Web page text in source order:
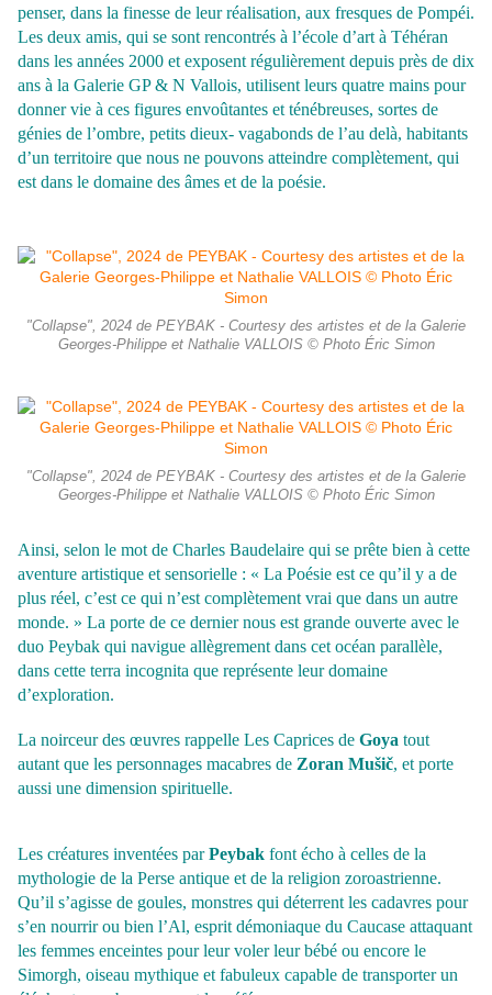
penser, dans la finesse de leur réalisation, aux fresques de Pompéi.
Les deux amis, qui se sont rencontrés à l’école d’art à Téhéran
dans les années 2000 et exposent régulièrement depuis près de dix
ans à la Galerie GP & N Vallois, utilisent leurs quatre mains pour
donner vie à ces figures envoûtantes et ténébreuses, sortes de
génies de l’ombre, petits dieux- vagabonds de l’au delà, habitants
d’un territoire que nous ne pouvons atteindre complètement, qui
est dans le domaine des âmes et de la poésie.
"Collapse", 2024 de PEYBAK - Courtesy des artistes et de la Galerie
Georges-Philippe et Nathalie VALLOIS © Photo Éric Simon
"Collapse", 2024 de PEYBAK - Courtesy des artistes et de la Galerie
Georges-Philippe et Nathalie VALLOIS © Photo Éric Simon
Ainsi, selon le mot de Charles Baudelaire qui se prête bien à cette
aventure artistique et sensorielle : « La Poésie est ce qu’il y a de
plus réel, c’est ce qui n’est complètement vrai que dans un autre
monde. » La porte de ce dernier nous est grande ouverte avec le
duo Peybak qui navigue allègrement dans cet océan parallèle,
dans cette terra incognita que représente leur domaine
d’exploration.
La noirceur des œuvres rappelle Les Caprices de Goya tout
autant que les personnages macabres de Zoran Mušič, et porte
aussi une dimension spirituelle.
Les créatures inventées parPeybak font écho à celles de la
mythologie de la Perse antique et de la religion zoroastrienne.
Qu’il s’agisse de goules, monstres qui déterrent les cadavres pour
s’en nourrir ou bien l’Al, esprit démoniaque du Caucase attaquant
les femmes enceintes pour leur voler leur bébé ou encore le
Simorgh, oiseau mythique et fabuleux capable de transporter un